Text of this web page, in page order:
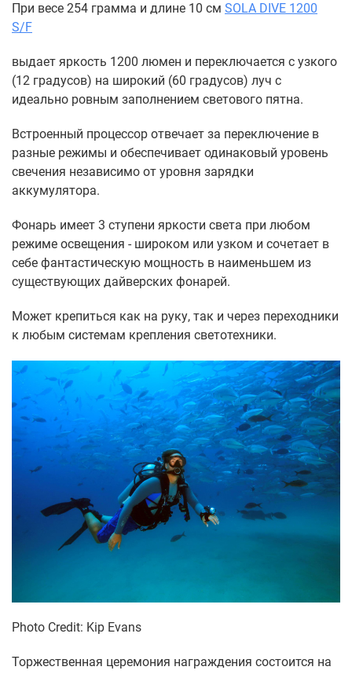
При весе 254 грамма и длине 10 см SOLA DIVE 1200
S/F
выдает яркость 1200 люмен и переключается с узкого
(12 градусов) на широкий (60 градусов) луч с
идеально ровным заполнением светового пятна.
Встроенный процессор отвечает за переключение в
разные режимы и обеспечивает одинаковый уровень
свечения независимо от уровня зарядки
аккумулятора.
Фонарь имеет 3 ступени яркости света при любом
режиме освещения - широком или узком и сочетает в
себе фантастическую мощность в наименьшем из
существующих дайверских фонарей.
Может крепиться как на руку, так и через переходники
к любым системам крепления светотехники.
Photo Credit: Kip Evans
Торжественная церемония награждения состоится на